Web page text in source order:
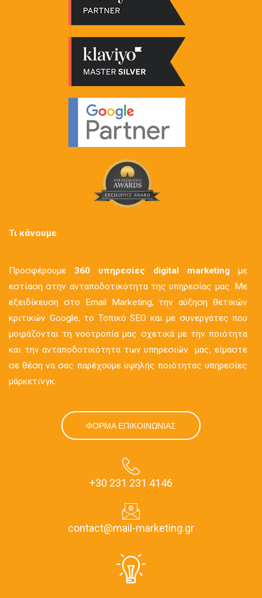
Τι κάνουμε
Προσφέρουμε 360 υπηρεσίες digital marketing με
εστίαση στην ανταποδοτικότητα της υπηρεσίας μας. Με
εξειδίκευση στο Email Marketing, την αύξηση θετικών
κριτικών Google, το Τοπικό SEO και με συνεργάτες που
μοιράζονται τη νοοτροπία μας σχετικά με την ποιότητα
και την ανταποδοτικότητα των υπηρεσιών μας, είμαστε
σε θέση να σας παρέχουμε υψηλής ποιότητας υπηρεσίες
μάρκετινγκ.
ΦΟΡΜΑ ΕΠΙΚΟΙΝΩΝΙΑΣ
+30 231 231 4146
contact@mail-marketing.gr